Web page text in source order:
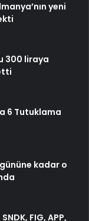
yeni
300 liraya
6 Tutuklama
kadar o
FIG, APP,